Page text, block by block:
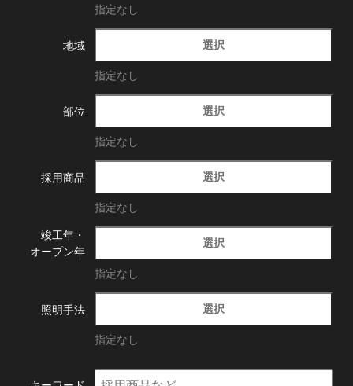
指定なし
地域 選択
指定なし
部位 選択
指定なし
採用商品 選択
指定なし
竣工年・
オープン年
選択
指定なし
照明手法 選択
指定なし